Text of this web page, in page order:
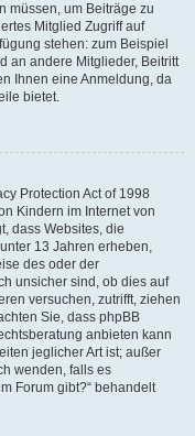
müssen, um Beiträge zu
Mitglied Zugriff auf
stehen: zum Beispiel
an andere Mitglieder, Beitritt
Ihnen eine Anmeldung, da
bietet.
Protection Act of 1998
Kindern im Internet von
dass Websites, die
13 Jahren erheben,
des oder der
unsicher sind, ob dies auf
versuchen, zutrifft, ziehen
Sie, dass phpBB
anbieten kann
jeglicher Art ist; außer
wenden, falls es
Forum gibt?“ behandelt